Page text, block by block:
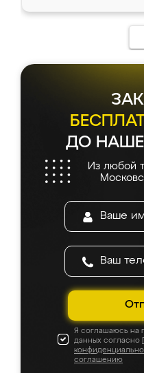
ДО
Из любой
Я соглашаюсь на
данных согласно
соглашению